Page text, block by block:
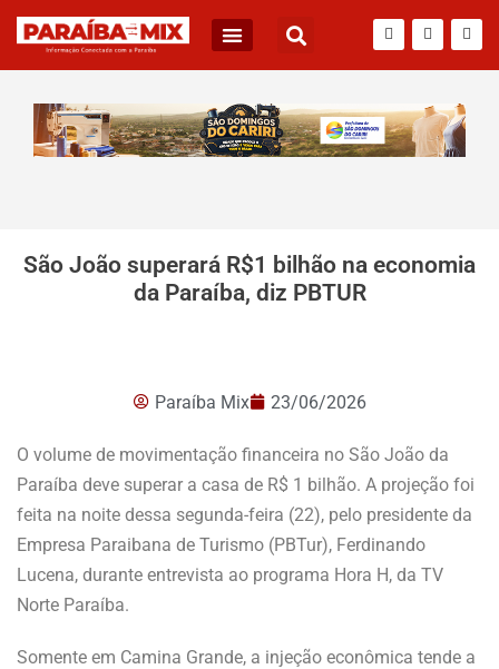
São João superará R$1 bilhão na economia
da Paraíba, diz PBTUR
Paraíba Mix 23/06/2026
O volume de movimentação financeira no São João da
Paraíba deve superar a casa de R$ 1 bilhão. A projeção foi
feita na noite dessa segunda-feira (22), pelo presidente da
Empresa Paraibana de Turismo (PBTur), Ferdinando
Lucena, durante entrevista ao programa Hora H, da TV
Norte Paraíba.
Somente em Camina Grande, a injeção econômica tende a